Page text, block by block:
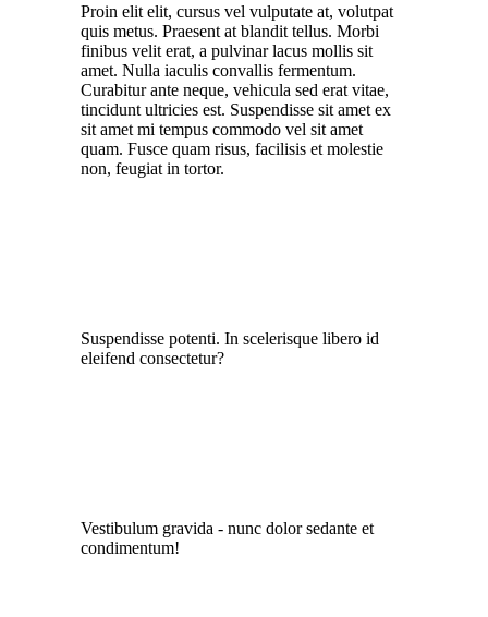
Proin elit elit, cursus vel vulputate at, volutpat
quis metus. Praesent at blandit tellus. Morbi
finibus velit erat, a pulvinar lacus mollis sit
amet. Nulla iaculis convallis fermentum.
Curabitur ante neque, vehicula sed erat vitae,
tincidunt ultricies est. Suspendisse sit amet ex
sit amet mi tempus commodo vel sit amet
quam. Fusce quam risus, facilisis et molestie
non, feugiat in tortor.
Suspendisse potenti. In scelerisque libero id
eleifend consectetur?
Vestibulum gravida - nunc dolor sedante et
condimentum!